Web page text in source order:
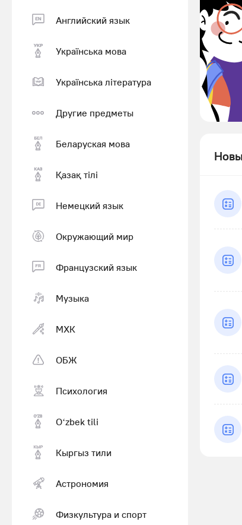
Английский язык
Українська мова
Українська література
Другие предметы
Беларуская мова
Қазақ тiлi
Немецкий язык
Окружающий мир
Французский язык
Музыка
МХК
ОБЖ
Психология
Оʻzbek tili
Кыргыз тили
Астрономия
Физкультура и спорт